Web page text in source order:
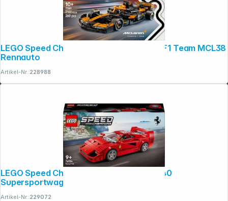
LEGO Speed Champions 77251 McLaren F1 Team MCL38
Rennauto
Artikel-Nr.:228988
LEGO Speed Champions 76934 Ferrari F40
Supersportwagen
Artikel-Nr.:229072